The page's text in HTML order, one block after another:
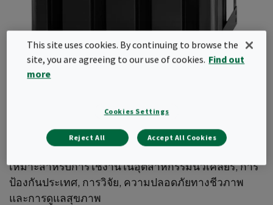
ตัวกรองโมเลกุลแบบ 4V-Cell ที่ทำจากโลหะพร้อมการ
ออกแบบที่ปราศจากการรั่วไหล เติมด้วยถ่านกัมมันต์
ชนิดพิเศษสำหรับกำจัดก๊าซพิษและก๊าซกัมมันตรังสี
เหมาะสำหรับการใช้งานในอุตสาหกรรมนิวเคลียร์, การ
ป้องกันประเทศ, การวิจัย, ความปลอดภัยทางชีวภาพ
และการดูแลสุขภาพ
This site uses cookies. By continuing to browse the
site, you are agreeing to our use of cookies. Find out
more
Cookies Settings
Reject All Accept All Cookies